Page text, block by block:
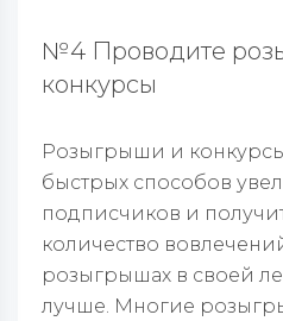
№4 Проводите
конкурсы
Розыгрыши и
быстрых способов
подписчиков и
количество
розыгрышах в своей
лучше. Многие